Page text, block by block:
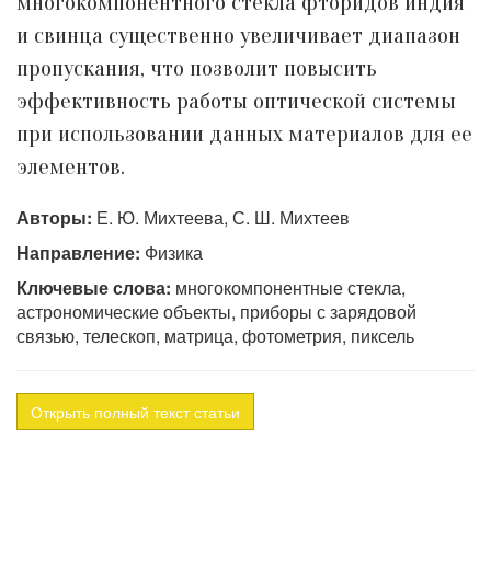
и свинца существенно увеличивает диапазон
пропускания, что позволит повысить
эффективность работы оптической системы
при использовании данных материалов для ее
элементов.
Авторы: Е. Ю. Михтеева, С. Ш. Михтеев
Направление: Физика
Ключевые слова: многокомпонентные стекла,
астрономические объекты, приборы с зарядовой
связью, телескоп, матрица, фотометрия, пиксель
Открыть полный текст статьи